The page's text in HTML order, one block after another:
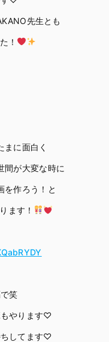
先生とも
！
まに面白く
間が大変な時に
を作ろう！と
ます！
笑
もやります♡
ちしてます♡